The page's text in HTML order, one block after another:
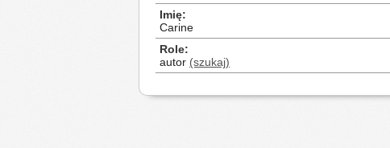
Imię
Carine
Role
autor (szukaj)